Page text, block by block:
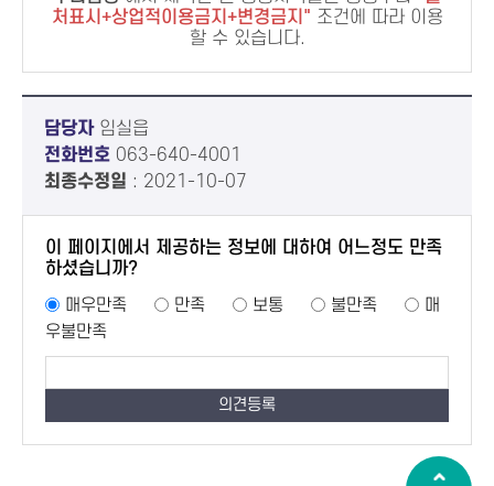
처표시+상업적이용금지+변경금지
조건에 따라 이용
할 수 있습니다.
담당자임실읍
전화번호 063-640-4001
최종수정일 : 2021-10-07
이 페이지에서 제공하는 정보에 대하여 어느정도 만족
하셨습니까?
매우만족
만족 보통 불만족
매
우불만족